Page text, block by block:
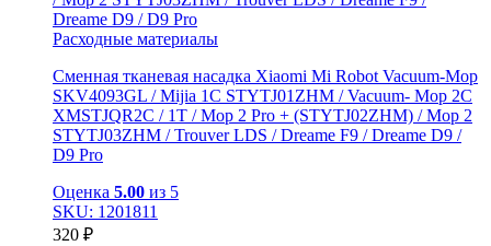
Расходные материалы
Сменная тканевая насадка Xiaomi Mi Robot Vacuum-Mop
SKV4093GL / Mijia 1C STYTJ01ZHM / Vacuum- Mop 2C
XMSTJQR2C / 1T / Mop 2 Pro + (STYTJ02ZHM) / Mop 2
STYTJ03ZHM / Trouver LDS / Dreame F9 / Dreame D9 /
D9 Pro
Оценка 5.00 из 5
SKU: 1201811
320 ₽